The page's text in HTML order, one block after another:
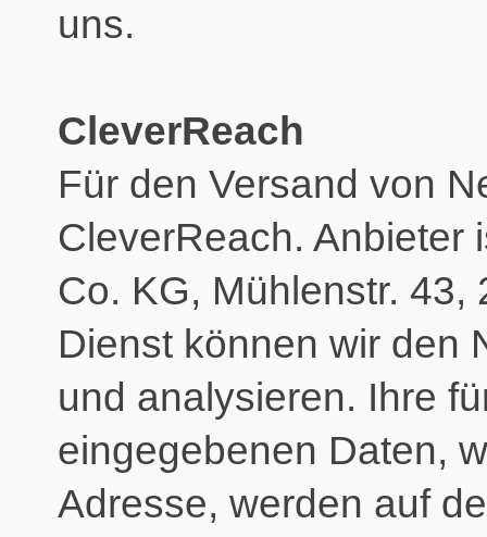
uns.
CleverReach
Für den Versand von
CleverReach. Anbieter
Co. KG, Mühlenstr.
Dienst können wir den
und analysieren. Ihre
eingegebenen Daten,
Adresse, werden auf